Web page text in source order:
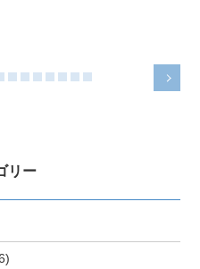
リー